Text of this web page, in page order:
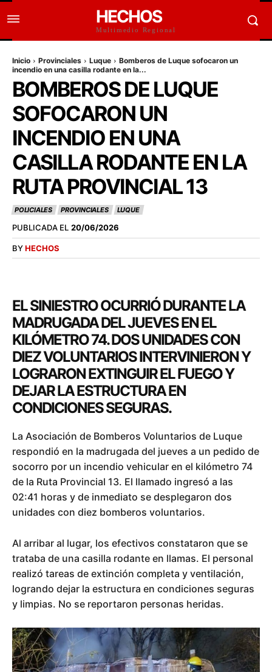
HECHOS
Multimedio Regional
Inicio Provinciales Luque
Bomberos de Luque sofocaron un
incendio en una casilla rodante en la...
BOMBEROS DE LUQUE
SOFOCARON UN
INCENDIO EN UNA
CASILLA RODANTE EN LA
RUTA PROVINCIAL 13
POLICIALES PROVINCIALES LUQUE
PUBLICADA EL 20/06/2026
BYHECHOS
EL SINIESTRO OCURRIÓ DURANTE LA
MADRUGADA DEL JUEVES EN EL
KILÓMETRO 74. DOS UNIDADES CON
DIEZ VOLUNTARIOS INTERVINIERON Y
LOGRARON EXTINGUIR EL FUEGO Y
DEJAR LA ESTRUCTURA EN
CONDICIONES SEGURAS.
La Asociación de Bomberos Voluntarios de Luque
respondió en la madrugada del jueves a un pedido de
socorro por un incendio vehicular en el kilómetro 74
de la Ruta Provincial 13. El llamado ingresó a las
02:41 horas y de inmediato se desplegaron dos
unidades con diez bomberos voluntarios.
Al arribar al lugar, los efectivos constataron que se
trataba de una casilla rodante en llamas. El personal
realizó tareas de extinción completa y ventilación,
logrando dejar la estructura en condiciones seguras
y limpias. No se reportaron personas heridas.